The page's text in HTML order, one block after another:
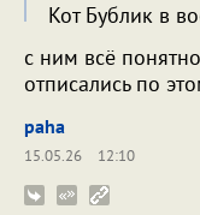
Кот Бублик в
с ним всё
отписались по
paha
15.05.26
12:10